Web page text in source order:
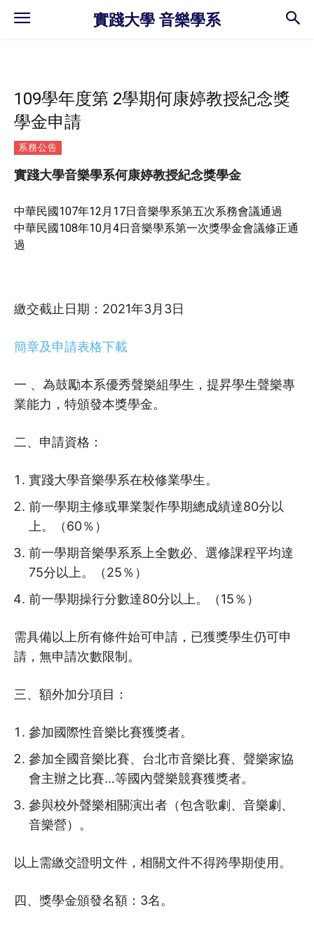
實踐大學 音樂學系
109學年度第 2學期何康婷教授紀念獎
學金申請
系務公告
實踐大學音樂學系何康婷教授紀念獎學金
中華民國107年12月17日音樂學系第五次系務會議通過
中華民國108年10月4日音樂學系第一次獎學金會議修正通
過
繳交截止日期：2021年3月3日
簡章及申請表格下載
一 、為鼓勵本系優秀聲樂組學生，提昇學生聲樂專
業能力，特頒發本獎學金。
二、申請資格：
實踐大學音樂學系在校修業學生。
前一學期主修或畢業製作學期總成績達80分以
上。（60％）
前一學期音樂學系系上全數必、選修課程平均達
75分以上。（25％）
前一學期操行分數達80分以上。（15％）
需具備以上所有條件始可申請，已獲獎學生仍可申
請，無申請次數限制。
三、額外加分項目：
參加國際性音樂比賽獲獎者。
參加全國音樂比賽、台北市音樂比賽、聲樂家協
會主辦之比賽…等國內聲樂競賽獲獎者。
參與校外聲樂相關演出者（包含歌劇、音樂劇、
音樂營）。
以上需繳交證明文件，相關文件不得跨學期使用。
四、獎學金頒發名額：3名。